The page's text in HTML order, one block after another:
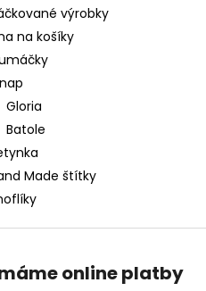
výrobky
na košíky
Gloria
Batole
Made štítky
online platby